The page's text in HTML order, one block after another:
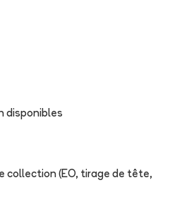
disponibles
collection (EO, tirage de tête,